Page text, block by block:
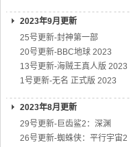
2023年9月更新
25号更新-封神第一部
20号更新-BBC地球 2023
13号更新-海贼王真人版 2023
1号更新-无名 正式版 2023
2023年8月更新
29号更新-巨齿鲨2：深渊
26号更新-蜘蛛侠：平行宇宙2